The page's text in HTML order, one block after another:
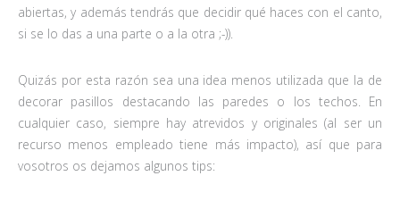
abiertas, y además tendrás que decidir qué haces con el canto,
si se lo das a una parte o a la otra ;-)).
Quizás por esta razón sea una idea menos utilizada que la de
decorar pasillos destacando las paredes o los techos. En
cualquier caso, siempre hay atrevidos y originales (al ser un
recurso menos empleado tiene más impacto), así que para
vosotros os dejamos algunos tips: